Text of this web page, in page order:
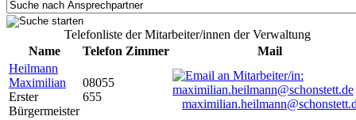
Telefonliste der Mitarbeiter/innen der Verwaltung
Name
Telefon Zimmer
Mail
Heilmann
Maximilian
Erster
Bürgermeister
08055
655